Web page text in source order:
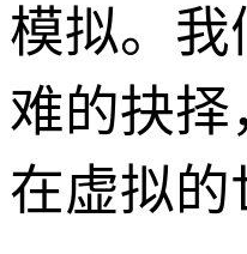
模拟。
难的抉
在虚拟